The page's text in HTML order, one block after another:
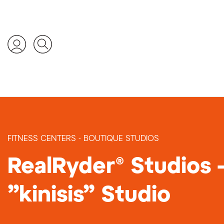
FITNESS CENTERS - BOUTIQUE STUDIOS
RealRyder® Studios
”kinisis” Studio